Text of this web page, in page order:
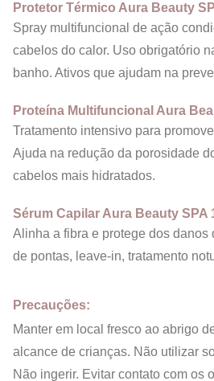
Protetor Térmico Aura Beauty
Spray multifuncional de ação
cabelos do calor. Uso obrigatório
banho. Ativos que ajudam na
Proteína Multifuncional Aura
Tratamento intensivo para
Ajuda na redução da porosidade
cabelos mais hidratados.
Sérum Capilar Aura Beauty SPA
Alinha a fibra e protege dos danos
de pontas, leave-in, tratamento
Precauções:
Manter em local fresco ao abrigo
alcance de crianças. Não utilizar
Não ingerir. Evitar contato com os